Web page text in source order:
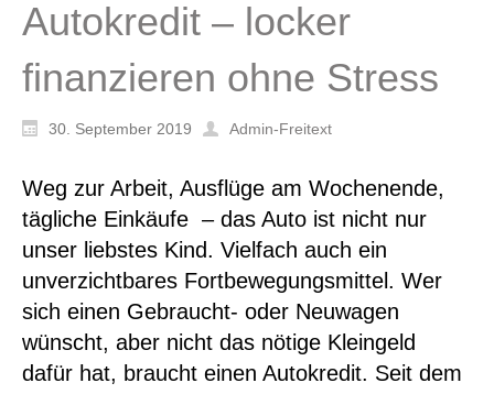
Autokredit – locker
finanzieren ohne Stress
30. September 2019 Admin-Freitext
Weg zur Arbeit, Ausflüge am Wochenende,
tägliche Einkäufe – das Auto ist nicht nur
unser liebstes Kind. Vielfach auch ein
unverzichtbares Fortbewegungsmittel. Wer
sich einen Gebraucht- oder Neuwagen
wünscht, aber nicht das nötige Kleingeld
dafür hat, braucht einen Autokredit. Seit dem